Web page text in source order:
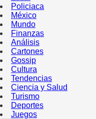
Policiaca
México
Mundo
Finanzas
Análisis
Cartones
Gossip
Cultura
Tendencias
Ciencia y Salud
Turismo
Deportes
Juegos